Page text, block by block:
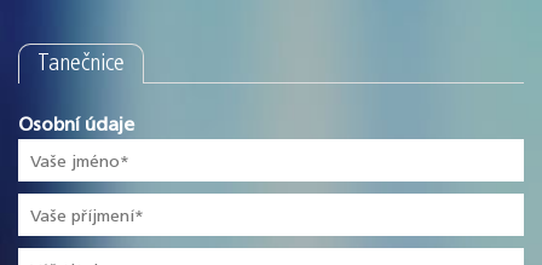
Tanečnice
Osobní údaje